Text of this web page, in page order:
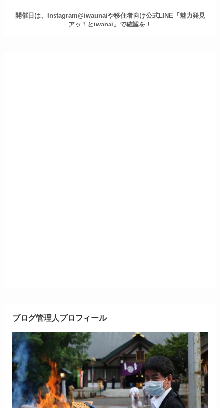
開催日は、Instagram@iwaunaiや移住者向け公式LINE「魅力発見
アッ！とiwanai」で確認を！
ブログ管理人プロフィール